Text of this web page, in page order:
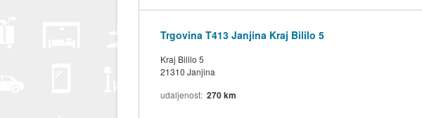
Trgovina T413 Janjina Kraj Bililo 5
Kraj Bililo 5
21310 Janjina
udaljenost 270 km